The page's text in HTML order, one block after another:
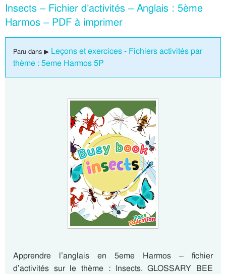
Insects – Fichier d’activités – Anglais : 5ème
Harmos – PDF à imprimer
Paru dans ▶ Leçons et exercices - Fichiers activités par
thème : 5eme Harmos 5P
Apprendre l’anglais en 5eme Harmos – fichier
d’activités sur le thème : Insects. GLOSSARY BEE